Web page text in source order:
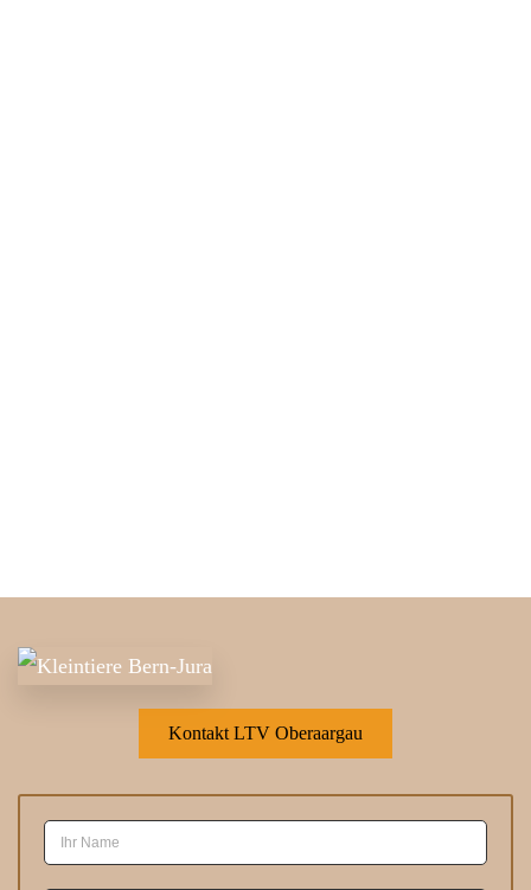
Kontakt LTV Oberaargau